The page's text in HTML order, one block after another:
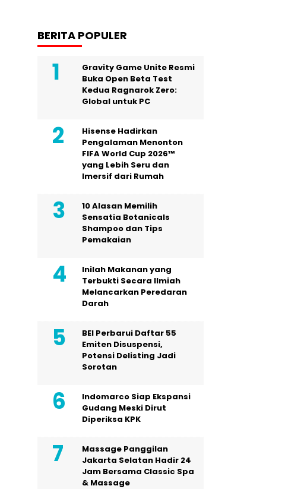
BERITA POPULER
Gravity Game Unite Resmi
Buka Open Beta Test
Kedua Ragnarok Zero:
Global untuk PC
Hisense Hadirkan
Pengalaman Menonton
FIFA World Cup 2026™
yang Lebih Seru dan
Imersif dari Rumah
10 Alasan Memilih
Sensatia Botanicals
Shampoo dan Tips
Pemakaian
Inilah Makanan yang
Terbukti Secara Ilmiah
Melancarkan Peredaran
Darah
BEI Perbarui Daftar 55
Emiten Disuspensi,
Potensi Delisting Jadi
Sorotan
Indomarco Siap Ekspansi
Gudang Meski Dirut
Diperiksa KPK
Massage Panggilan
Jakarta Selatan Hadir 24
Jam Bersama Classic Spa
& Massage